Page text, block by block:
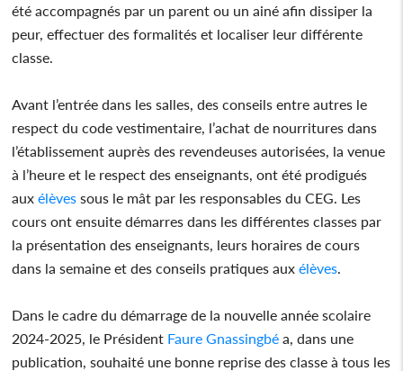
été accompagnés par un parent ou un ainé afin dissiper la
peur, effectuer des formalités et localiser leur différente
classe.
Avant l’entrée dans les salles, des conseils entre autres le
respect du code vestimentaire, l’achat de nourritures dans
l’établissement auprès des revendeuses autorisées, la venue
à l’heure et le respect des enseignants, ont été prodigués
aux élèves sous le mât par les responsables du CEG. Les
cours ont ensuite démarres dans les différentes classes par
la présentation des enseignants, leurs horaires de cours
dans la semaine et des conseils pratiques aux élèves.
Dans le cadre du démarrage de la nouvelle année scolaire
2024-2025, le Président Faure Gnassingbé a, dans une
publication, souhaité une bonne reprise des classe à tous les